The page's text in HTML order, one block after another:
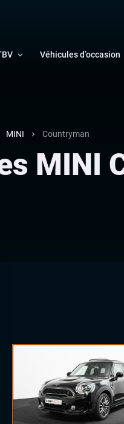
Véhicules d’occasion
MINI Countryman
MINI